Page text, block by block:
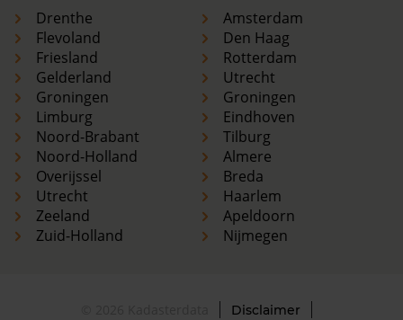
Drenthe
Flevoland
Friesland
Gelderland
Groningen
Limburg
Noord-Brabant
Noord-Holland
Overijssel
Utrecht
Zeeland
Zuid-Holland
Amsterdam
Den Haag
Rotterdam
Utrecht
Groningen
Eindhoven
Tilburg
Almere
Breda
Haarlem
Apeldoorn
Nijmegen
Disclaimer